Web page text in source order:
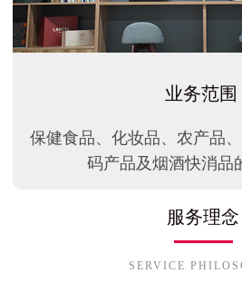
业务范围
保健食品、化妆品、农产品
码产品及烟酒快消品
服务理念
SERVICE